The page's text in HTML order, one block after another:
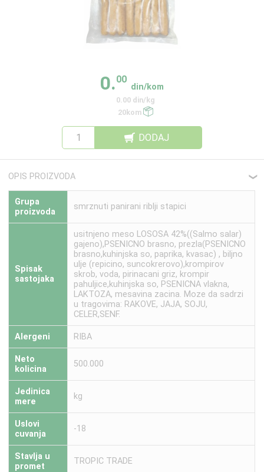
0.00
din/kom
0.00 din/kg
20kom
DODAJ
OPIS PROIZVODA ❮
Grupa
proizvoda
smrznuti panirani riblji stapici
Spisak
sastojaka
usitnjeno meso LOSOSA 42%((Salmo salar)
gajeno),PSENICNO brasno, prezla(PSENICNO
brasno,kuhinjska so, paprika, kvasac) , biljno
ulje (repicino, suncokrerovo),krompirov
skrob, voda, pirinacani griz, krompir
pahuljice,kuhinjska so, PSENICNA vlakna,
LAKTOZA, mesavina zacina. Moze da sadrzi
u tragovima: RAKOVE, JAJA, SOJU,
CELER,SENF.
Alergeni RIBA
Neto
kolicina
500.000
Jedinica
mere
kg
Uslovi
cuvanja
-18
Stavlja u
promet
TROPIC TRADE